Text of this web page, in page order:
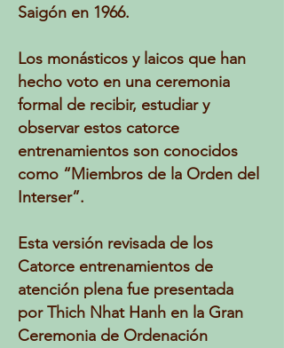
Saigón en 1966.
Los monásticos y laicos que han
hecho voto en una ceremonia
formal de recibir, estudiar y
observar estos catorce
entrenamientos son conocidos
como “Miembros de la Orden del
Interser”.
Esta versión revisada de los
Catorce entrenamientos de
atención plena fue presentada
por Thich Nhat Hanh en la Gran
Ceremonia de Ordenación